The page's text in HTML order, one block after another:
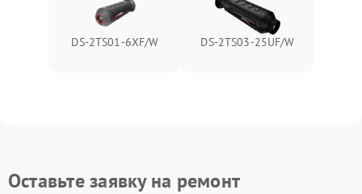
DS-2TS01-6XF/W DS-2TS03-25UF/W
Оставьте заявку на ремонт